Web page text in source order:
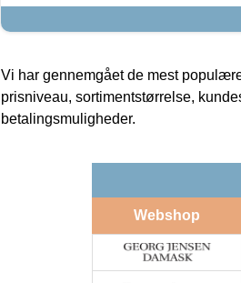
Vi har gennemgået de mest
prisniveau, sortimentstørrelse,
betalingsmuligheder.
Webshop